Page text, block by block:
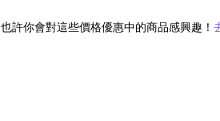
也許你會對這些價格優惠中的商品感興趣！